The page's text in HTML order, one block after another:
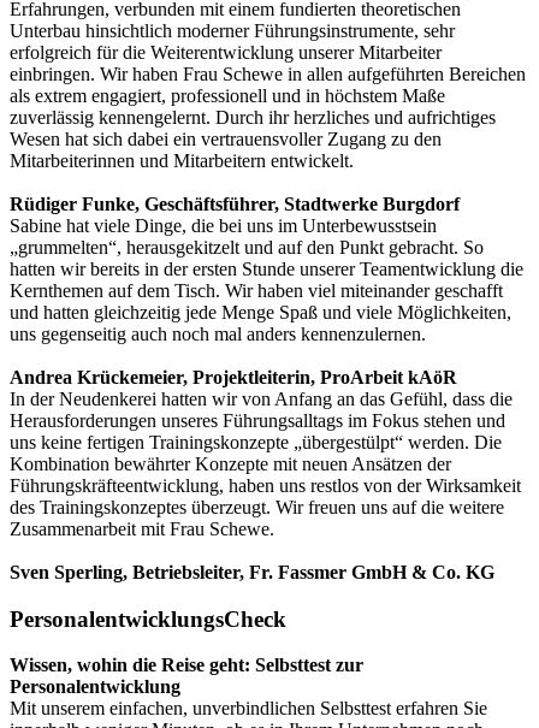
Erfahrungen, verbunden mit einem fundierten theoretischen
Unterbau hinsichtlich moderner Führungsinstrumente, sehr
erfolgreich für die Weiterentwicklung unserer Mitarbeiter
einbringen. Wir haben Frau Schewe in allen aufgeführten Bereichen
als extrem engagiert, professionell und in höchstem Maße
zuverlässig kennengelernt. Durch ihr herzliches und aufrichtiges
Wesen hat sich dabei ein vertrauensvoller Zugang zu den
Mitarbeiterinnen und Mitarbeitern entwickelt.
Rüdiger Funke, Geschäftsführer, Stadtwerke Burgdorf
Sabine hat viele Dinge, die bei uns im Unterbewusstsein
„grummelten“, herausgekitzelt und auf den Punkt gebracht. So
hatten wir bereits in der ersten Stunde unserer Teamentwicklung die
Kernthemen auf dem Tisch. Wir haben viel miteinander geschafft
und hatten gleichzeitig jede Menge Spaß und viele Möglichkeiten,
uns gegenseitig auch noch mal anders kennenzulernen.
Andrea Krückemeier, Projektleiterin, ProArbeit kAöR
In der Neudenkerei hatten wir von Anfang an das Gefühl, dass die
Herausforderungen unseres Führungsalltags im Fokus stehen und
uns keine fertigen Trainingskonzepte „übergestülpt“ werden. Die
Kombination bewährter Konzepte mit neuen Ansätzen der
Führungskräfteentwicklung, haben uns restlos von der Wirksamkeit
des Trainingskonzeptes überzeugt. Wir freuen uns auf die weitere
Zusammenarbeit mit Frau Schewe.
Sven Sperling, Betriebsleiter, Fr. Fassmer GmbH & Co. KG
PersonalentwicklungsCheck
Wissen, wohin die Reise geht: Selbsttest zur
Personalentwicklung
Mit unserem einfachen, unverbindlichen Selbsttest erfahren Sie